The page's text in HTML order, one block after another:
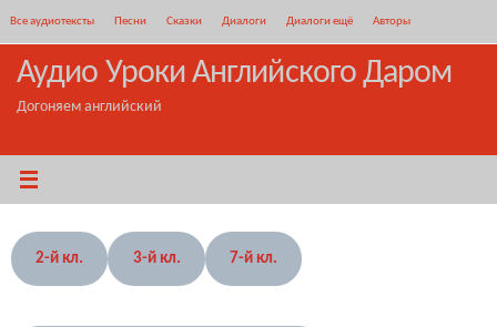
содержимому
Все аудиотексты Песни Сказки Диалоги Диалоги ещё Авторы
Аудио Уроки Английского Даром
Догоняем английский
2-й кл. 3-й кл. 7-й кл.